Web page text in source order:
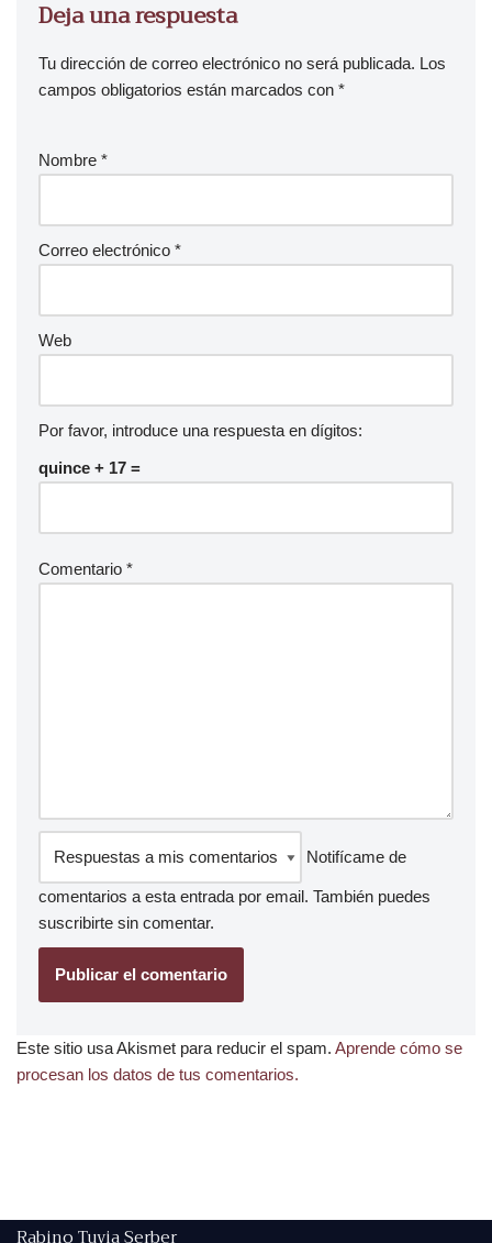
Deja una respuesta
Tu dirección de correo electrónico no será publicada. Los
campos obligatorios están marcados con *
Nombre *
Correo electrónico *
Web
Por favor, introduce una respuesta en dígitos:
quince + 17 =
Comentario *
Notifícame de
comentarios a esta entrada por email. También puedes
suscribirte sin comentar.
Este sitio usa Akismet para reducir el spam. Aprende cómo se
procesan los datos de tus comentarios.